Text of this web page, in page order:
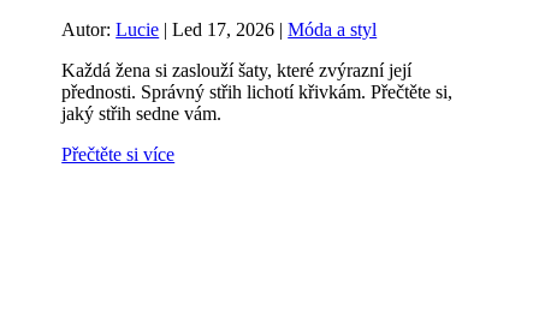
Autor:Lucie |Led 17, 2026 |Móda a styl
Každá žena si zaslouží šaty, které zvýrazní její
přednosti. Správný střih lichotí křivkám. Přečtěte si,
jaký střih sedne vám.
Přečtěte si více